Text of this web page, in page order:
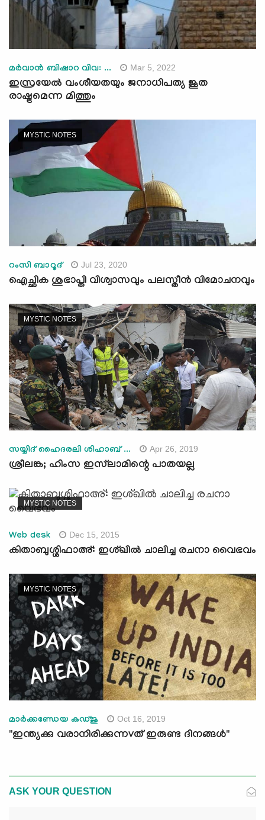
മര്‍വാന്‍ ബിഷാറ വിവ: ... Mar 5, 2022
ഇസ്രയേല്‍ വംശീയതയും ജനാധിപത്യ ജൂത
രാഷ്ട്രമെന്ന മിത്തും
MYSTIC NOTES
റംസി ബാറൂദ് Jul 23, 2020
ഐച്ഛിക ശുഭാപ്തി വിശ്വാസവും പലസ്തീന്‍ വിമോചനവും
MYSTIC NOTES
സയ്യിദ് ഹൈദരലി ശിഹാബ് ... Apr 26, 2019
ശ്രീലങ്ക; ഹിംസ ഇസ്‌ലാമിന്റെ പാതയല്ല
MYSTIC NOTES
Web desk Dec 15, 2015
കിതാബുശ്ശിഫാഅ്: ഇശ്ഖില്‍ ചാലിച്ച രചനാ വൈഭവം
MYSTIC NOTES
മാർക്കണ്ഡേയ കഡ്ജു Oct 16, 2019
"ഇന്ത്യക്കു വരാനിരിക്കുന്നvത് ഇരുണ്ട ദിനങ്ങൾ"
ASK YOUR QUESTION